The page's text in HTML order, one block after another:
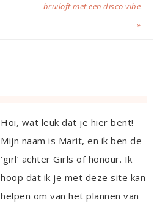
bruiloft met een disco vibe
»
Hoi, wat leuk dat je hier bent!
Mijn naam is Marit, en ik ben de
‘girl’ achter Girls of honour. Ik
hoop dat ik je met deze site kan
helpen om van het plannen van